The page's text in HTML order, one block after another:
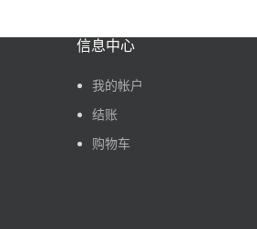
信息中心
我的帐户
结账
购物车